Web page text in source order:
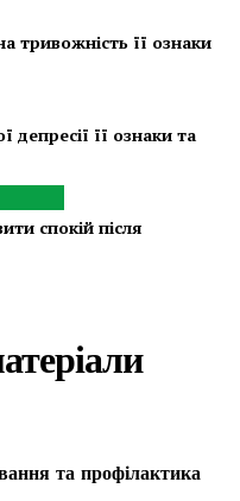
тривожність її ознаки
її ознаки та
спокій після
та профілактика